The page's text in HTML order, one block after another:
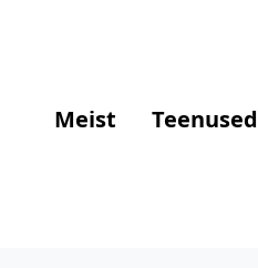
Meist Teenused